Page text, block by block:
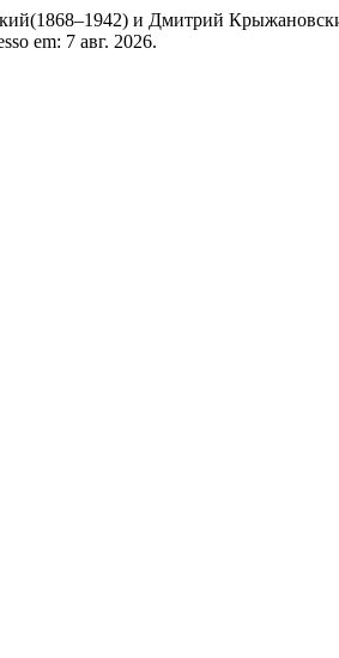
и Дмитрий
em: 7 авг. 2026.